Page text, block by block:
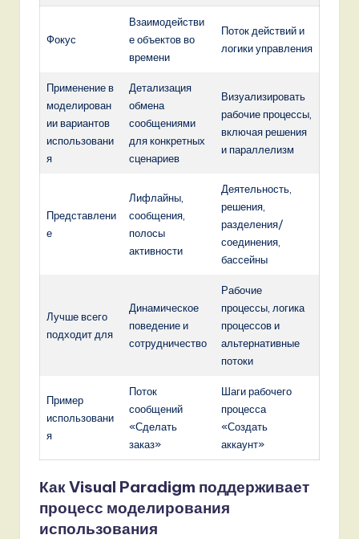
Фокус
Взаимодействи
е объектов во
времени
Поток действий и
логики управления
Применение в
моделирован
ии вариантов
использовани
я
Детализация
обмена
сообщениями
для конкретных
сценариев
Визуализировать
рабочие процессы,
включая решения
и параллелизм
Представлени
е
Лифлайны,
сообщения,
полосы
активности
Деятельность,
решения,
разделения/
соединения,
бассейны
Лучше всего
подходит для
Динамическое
поведение и
сотрудничество
Рабочие
процессы, логика
процессов и
альтернативные
потоки
Пример
использовани
я
Поток
сообщений
«Сделать
заказ»
Шаги рабочего
процесса
«Создать
аккаунт»
Как Visual Paradigm поддерживает
процесс моделирования
использования